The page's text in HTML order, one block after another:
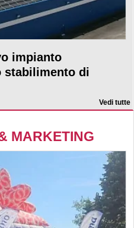
impianto
stabilimento di
Vedi tutte
MARKETING